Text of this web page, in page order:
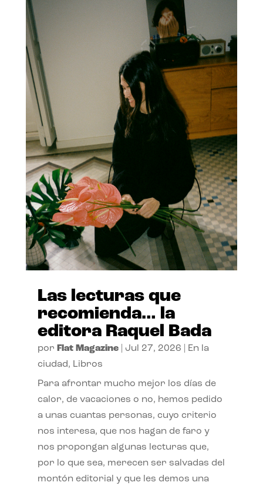
Las lecturas que
recomienda… la
editora Raquel Bada
por Flat Magazine| Jul 27, 2026
En la
ciudad, Libros
Para afrontar mucho mejor los días de
calor, de vacaciones o no, hemos pedido
a unas cuantas personas, cuyo criterio
nos interesa, que nos hagan de faro y
nos propongan algunas lecturas que,
por lo que sea, merecen ser salvadas del
montón editorial y que les demos una